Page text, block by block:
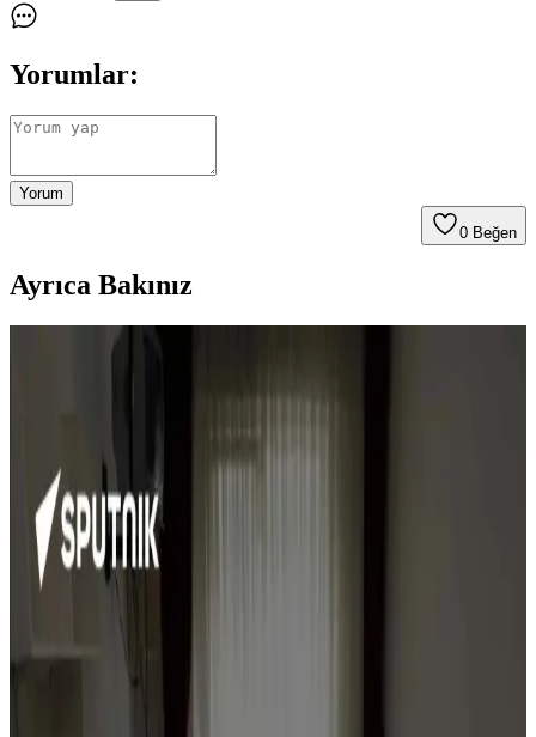
Yorumlar:
Yorum
0 Beğen
Ayrıca Bakınız
Ebeveynlerin alışveriş ve yemek hazırladığı evde sağlıklı beslenme,
iletişim, sorumluluk alma ve küçük değişikliklerle mümkün hale
gelir. Yemek yapmayı öğrenmek ve porsiyon kontrolü önemlidir.
Etlerde Kötü Kokuların Nedenleri ve Çözüm Yolları
Üzerine Detaylı İnceleme
Etlerde ortaya çıkan kötü kokular, hem etin kalitesi hem de kişisel
kokuların nedenleri ve çözüm yolları detaylandırılmaktadır.